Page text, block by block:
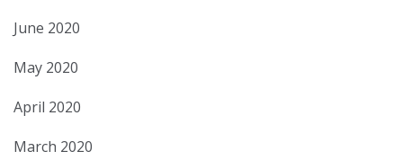
June 2020
May 2020
April 2020
March 2020